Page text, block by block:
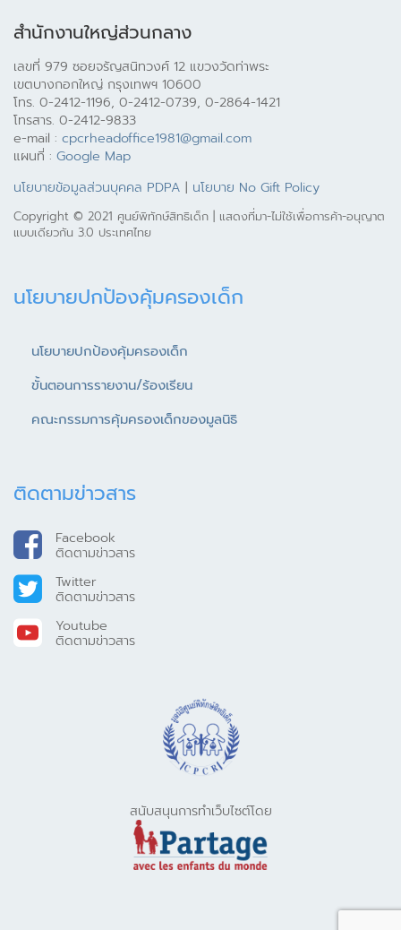
สำนักงานใหญ่ส่วนกลาง
เลขที่ 979 ซอยจรัญสนิทวงศ์ 12 แขวงวัดท่าพระ
เขตบางกอกใหญ่ กรุงเทพฯ 10600
โทร. 0-2412-1196, 0-2412-0739, 0-2864-1421
โทรสาร. 0-2412-9833
e-mail : cpcrheadoffice1981@gmail.com
แผนที่ : Google Map
นโยบายข้อมูลส่วนบุคคล PDPA | นโยบาย No Gift Policy
Copyright © 2021 ศูนย์พิทักษ์สิทธิเด็ก | แสดงที่มา-ไม่ใช้เพื่อการค้า-อนุญาต
แบบเดียวกัน 3.0 ประเทศไทย
นโยบายปกป้องคุ้มครองเด็ก
นโยบายปกป้องคุ้มครองเด็ก
ขั้นตอนการรายงาน/ร้องเรียน
คณะกรรมการคุ้มครองเด็กของมูลนิธิ
ติดตามข่าวสาร
Facebook
ติดตามข่าวสาร
Twitter
ติดตามข่าวสาร
Youtube
ติดตามข่าวสาร
สนับสนุนการทำเว็บไซต์โดย